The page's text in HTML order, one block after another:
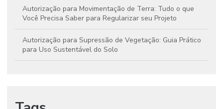
Autorização para Movimentação de Terra: Tudo o que
Você Precisa Saber para Regularizar seu Projeto
Autorização para Supressão de Vegetação: Guia Prático
para Uso Sustentável do Solo
Como realizar uma análise de impactos ambientais eficaz